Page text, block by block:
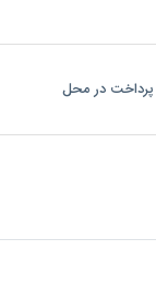
پرداخت در محل